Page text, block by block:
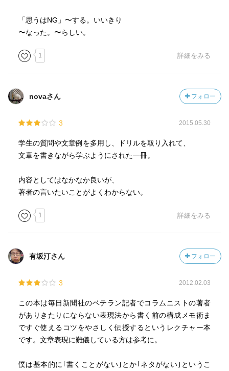
「思うはNG」〜する。いいきり
〜なった。〜らしい。
1 詳細をみる
novaさん フォロー
3 2015.05.30
学生の質問や文章例を多用し、ドリルを取り入れて、
文章を書きながら学ぶようにされた一冊。
内容としてはなかなか良いが、
著者の言いたいことがよくわからない。
1 詳細をみる
有坂汀さん フォロー
3 2012.02.03
この本は毎日新聞社のベテラン記者でコラムニストの著者
がありきたりにならない表現法から書く前の構成メモ術ま
ですぐ使えるコツをやさしく伝授するというレクチャー本
です。文章表現に難儀している方は参考に。
僕は基本的に｢書くことがない｣とか｢ネタがない｣というこ